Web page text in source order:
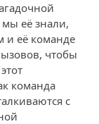
мы её знали,
и её команде
чтобы
команда
с